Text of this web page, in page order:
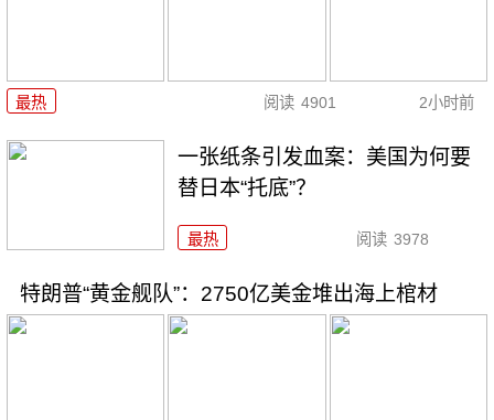
最热 阅读 4901 2小时前
一张纸条引发血案：美国为何要
替日本“托底”？
最热 阅读 3978
特朗普“黄金舰队”：2750亿美金堆出海上棺材